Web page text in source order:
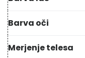
Barva oči
Merjenje telesa